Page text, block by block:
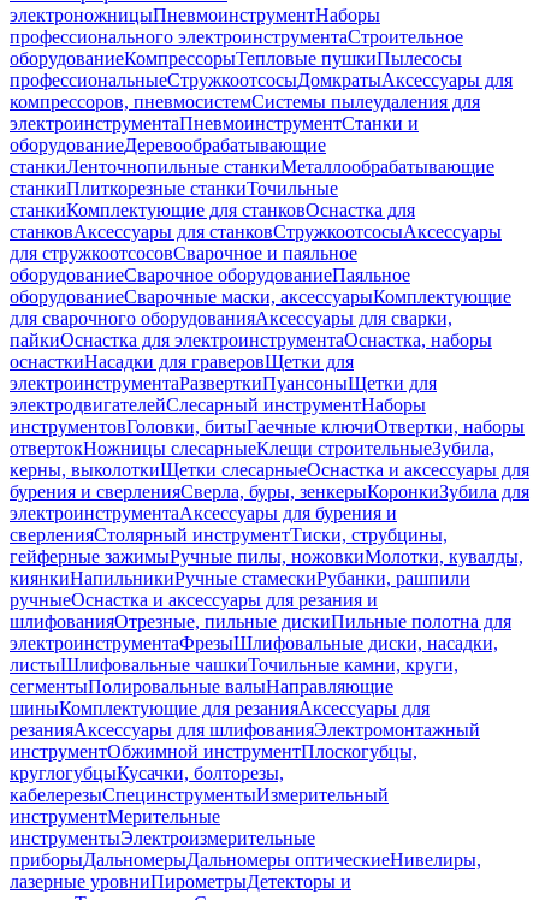
электроножницыПневмоинструментНаборы
профессионального электроинструментаСтроительное
оборудованиеКомпрессорыТепловые пушкиПылесосы
профессиональныеСтружкоотсосыДомкратыАксессуары для
компрессоров, пневмосистемСистемы пылеудаления для
электроинструментаПневмоинструментСтанки и
оборудованиеДеревообрабатывающие
станкиЛенточнопильные станкиМеталлообрабатывающие
станкиПлиткорезные станкиТочильные
станкиКомплектующие для станковОснастка для
станковАксессуары для станковСтружкоотсосыАксессуары
для стружкоотсосовСварочное и паяльное
оборудованиеСварочное оборудованиеПаяльное
оборудованиеСварочные маски, аксессуарыКомплектующие
для сварочного оборудованияАксессуары для сварки,
пайкиОснастка для электроинструментаОснастка, наборы
оснасткиНасадки для граверовЩетки для
электроинструментаРазверткиПуансоныЩетки для
электродвигателейСлесарный инструментНаборы
инструментовГоловки, битыГаечные ключиОтвертки, наборы
отвертокНожницы слесарныеКлещи строительныеЗубила,
керны, выколоткиЩетки слесарныеОснастка и аксессуары для
бурения и сверленияСверла, буры, зенкерыКоронкиЗубила для
электроинструментаАксессуары для бурения и
сверленияСтолярный инструментТиски, струбцины,
гейферные зажимыРучные пилы, ножовкиМолотки, кувалды,
киянкиНапильникиРучные стамескиРубанки, рашпили
ручныеОснастка и аксессуары для резания и
шлифованияОтрезные, пильные дискиПильные полотна для
электроинструментаФрезыШлифовальные диски, насадки,
листыШлифовальные чашкиТочильные камни, круги,
сегментыПолировальные валыНаправляющие
шиныКомплектующие для резанияАксессуары для
резанияАксессуары для шлифованияЭлектромонтажный
инструментОбжимной инструментПлоскогубцы,
круглогубцыКусачки, болторезы,
кабелерезыСпецинструментыИзмерительный
инструментМерительные
инструментыЭлектроизмерительные
приборыДальномерыДальномеры оптическиеНивелиры,
лазерные уровниПирометрыДетекторы и